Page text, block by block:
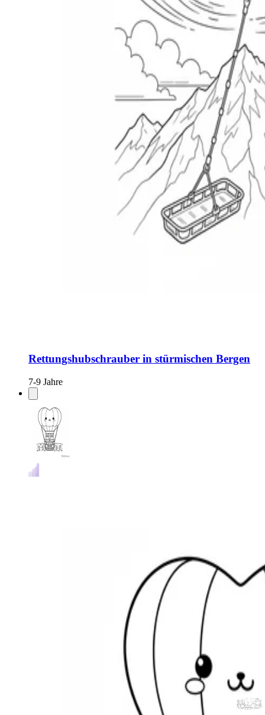
Rettungshubschrauber in stürmischen Bergen
7-9 Jahre